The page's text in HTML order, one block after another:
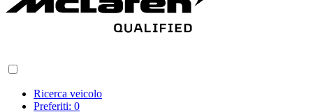
Ricerca veicolo
Preferiti: 0